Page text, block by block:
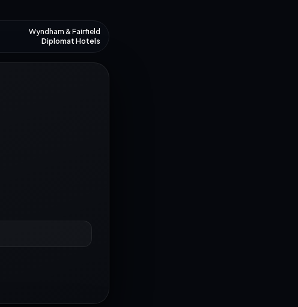
Wyndham & Fairfield
Diplomat Hotels